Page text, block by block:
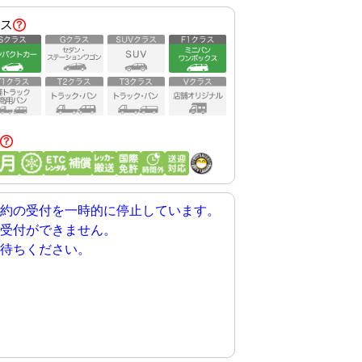
の受付を一時的に停止しています。
付ができません。
ちください。